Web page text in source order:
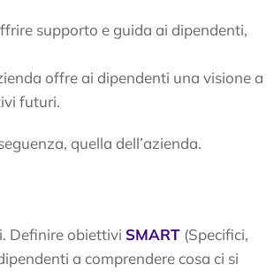
supporto e guida ai dipendenti,
offre ai dipendenti una visione a
futuri.
quella dell’azienda.
Definire obiettivi SMART (Specifici,
a comprendere cosa ci si